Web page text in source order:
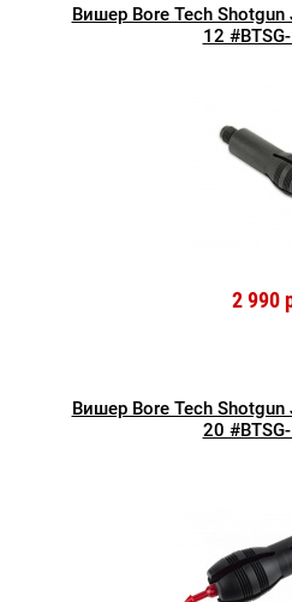
Вишер Bore Tech
12
2 990
Вишер Bore Tech
20